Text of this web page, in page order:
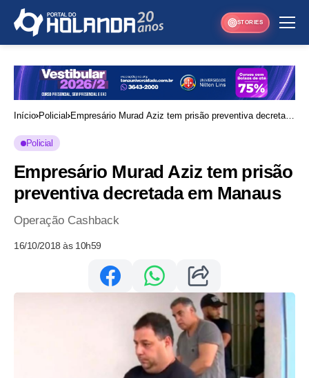
STORIES
Início Policial Empresário Murad Aziz tem prisão preventiva decretada
Policial
Empresário Murad Aziz tem prisão
preventiva decretada em Manaus
Operação Cashback
16/10/2018 às 10h59